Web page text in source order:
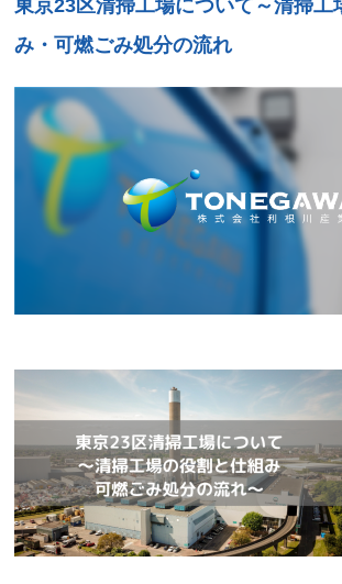
東京23区清掃工場について～清掃工
み・可燃ごみ処分の流れ